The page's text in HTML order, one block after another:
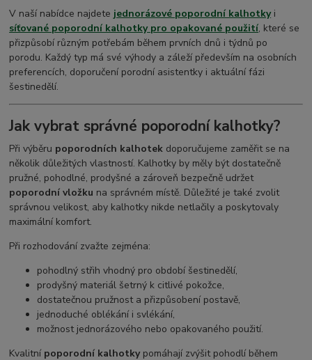
V naší nabídce najdete jednorázové poporodní kalhotkyi
síťované poporodní kalhotky pro opakované použití, které se
přizpůsobí různým potřebám během prvních dnů i týdnů po
porodu. Každý typ má své výhody a záleží především na osobních
preferencích, doporučení porodní asistentky i aktuální fázi
šestinedělí.
Jak vybrat správné poporodní kalhotky?
Při výběru poporodních kalhotek doporučujeme zaměřit se na
několik důležitých vlastností. Kalhotky by měly být dostatečně
pružné, pohodlné, prodyšné a zároveň bezpečně udržet
poporodní vložku na správném místě. Důležité je také zvolit
správnou velikost, aby kalhotky nikde netlačily a poskytovaly
maximální komfort.
Při rozhodování zvažte zejména:
pohodlný střih vhodný pro období šestinedělí,
prodyšný materiál šetrný k citlivé pokožce,
dostatečnou pružnost a přizpůsobení postavě,
jednoduché oblékání i svlékání,
možnost jednorázového nebo opakovaného použití.
Kvalitní poporodní kalhotkypomáhají zvýšit pohodlí během